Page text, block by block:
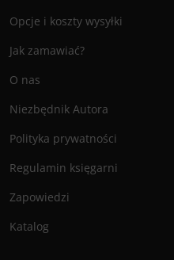
Opcje i koszty wysyłki
Jak zamawiać?
O nas
Niezbędnik Autora
Polityka prywatności
Regulamin księgarni
Zapowiedzi
Katalog